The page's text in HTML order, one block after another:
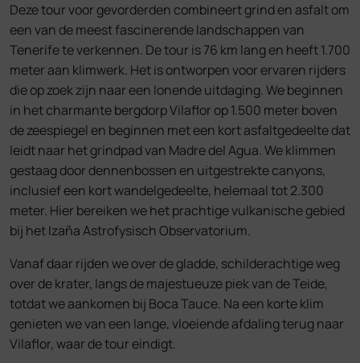
Deze tour voor gevorderden combineert grind en asfalt om
een ​​van de meest fascinerende landschappen van
Tenerife te verkennen. De tour is 76 km lang en heeft 1.700
meter aan klimwerk. Het is ontworpen voor ervaren rijders
die op zoek zijn naar een lonende uitdaging. We beginnen
in het charmante bergdorp Vilaflor op 1.500 meter boven
de zeespiegel en beginnen met een kort asfaltgedeelte dat
leidt naar het grindpad van Madre del Agua. We klimmen
gestaag door dennenbossen en uitgestrekte canyons,
inclusief een kort wandelgedeelte, helemaal tot 2.300
meter. Hier bereiken we het prachtige vulkanische gebied
bij het Izaña Astrofysisch Observatorium.
Vanaf daar rijden we over de gladde, schilderachtige weg
over de krater, langs de majestueuze piek van de Teide,
totdat we aankomen bij Boca Tauce. Na een korte klim
genieten we van een lange, vloeiende afdaling terug naar
Vilaflor, waar de tour eindigt.